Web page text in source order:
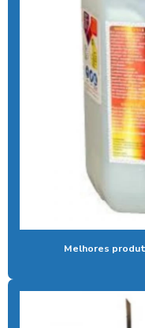
Aspirador de pó ideal para
Aspirador de pó industrial
Aspirador de pó de moeda
Aspirador de pó self
Aspirador para posto ficha
Aspirador para posto de
Aspirador para posto de
Aspirador profissional para
Aspirador self service fichas
Melhores